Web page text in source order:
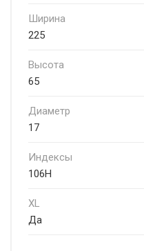
Ширина
225
Высота
65
Диаметр
17
Индексы
106H
XL
Да